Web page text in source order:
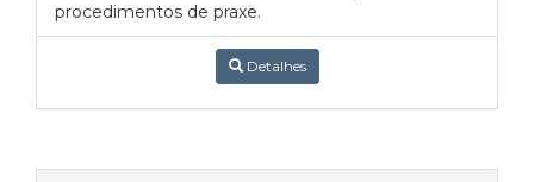
procedimentos de praxe.
Detalhes